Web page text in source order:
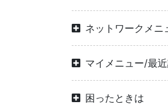
ネットワークメニ
マイメニュー/最
困ったときは